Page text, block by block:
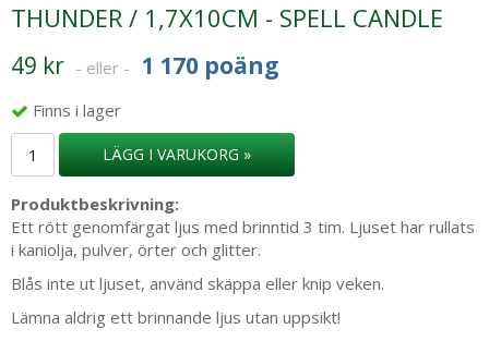
THUNDER / 1,7X10CM - SPELL CANDLE
49 kr - eller - 1 170 poäng
Finns i lager
LÄGG I VARUKORG »
Produktbeskrivning:
Ett rött genomfärgat ljus med brinntid 3 tim. Ljuset har rullats
i kaniolja, pulver, örter och glitter.
Blås inte ut ljuset, använd skäppa eller knip veken.
Lämna aldrig ett brinnande ljus utan uppsikt!